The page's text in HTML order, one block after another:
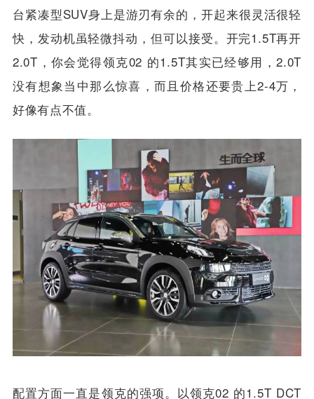
台紧凑型SUV身上是游刃有余的，开起来很灵活很轻
快，发动机虽轻微抖动，但可以接受。开完1.5T再开
2.0T，你会觉得领克02 的1.5T其实已经够用，2.0T
没有想象当中那么惊喜，而且价格还要贵上2-4万，
好像有点不值。
配置方面一直是领克的强项。以领克02 的1.5T DCT